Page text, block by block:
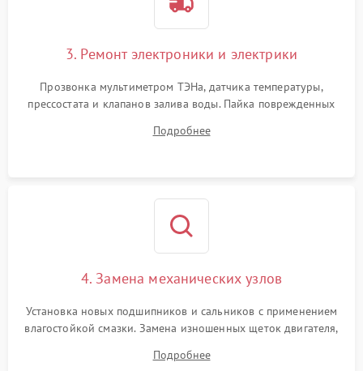
3. Ремонт электроники и электрики
Прозвонка мультиметром ТЭНа, датчика температуры,
прессостата и клапанов залива воды. Пайка поврежденных
Восстановление целостности проводки и контактов.
Подробнее
4. Замена механических узлов
Установка новых подшипников и сальников с применением
влагостойкой смазки. Замена изношенных щеток двигателя,
или поврежденной резиновой манжеты.
Подробнее